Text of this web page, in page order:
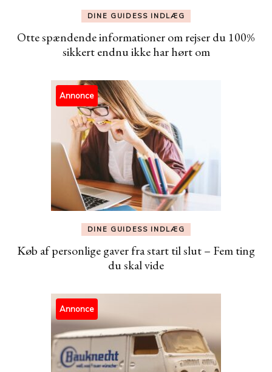
DINE GUIDESS INDLÆG
Otte spændende informationer om rejser du 100%
sikkert endnu ikke har hørt om
Annonce
DINE GUIDESS INDLÆG
Køb af personlige gaver fra start til slut – Fem ting
du skal vide
Annonce